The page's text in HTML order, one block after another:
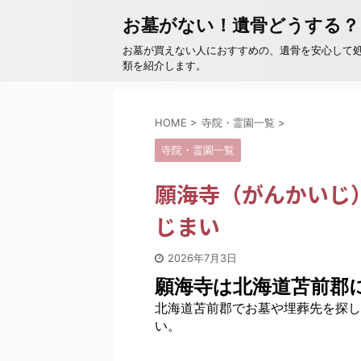
お墓がない！遺骨どうする？
お墓が買えない人におすすめの、遺骨を安心して
類を紹介します。
HOME > 寺院・霊園一覧 >
寺院・霊園一覧
願海寺（がんかいじ
じまい
2026年7月3日
願海寺は北海道苫前郡
北海道苫前郡でお墓や埋葬先を探
い。